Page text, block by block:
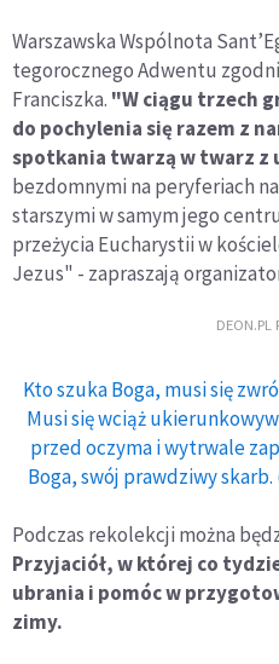
Warszawska Wspólnota
tegorocznego Adwentu
Franciszka. "W ciągu trzech
do pochylenia się razem z
spotkania twarzą w twarz z
bezdomnymi na peryferiach
starszymi w samym jego
przeżycia Eucharystii w
Jezus" - zapraszają
DEON.PL
Kto szuka Boga, musi się
Musi się wciąż
przed oczyma i wytrwale
Boga, swój prawdziwy skarb.
Podczas rekolekcji można
Przyjaciół, w której co
ubrania i pomóc w
zimy.